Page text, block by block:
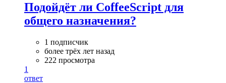
Подойдёт ли CoffeeScript для
общего назначения?
1 подписчик
более трёх лет назад
222 просмотра
1
ответ